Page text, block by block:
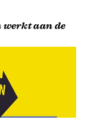
werkt aan de